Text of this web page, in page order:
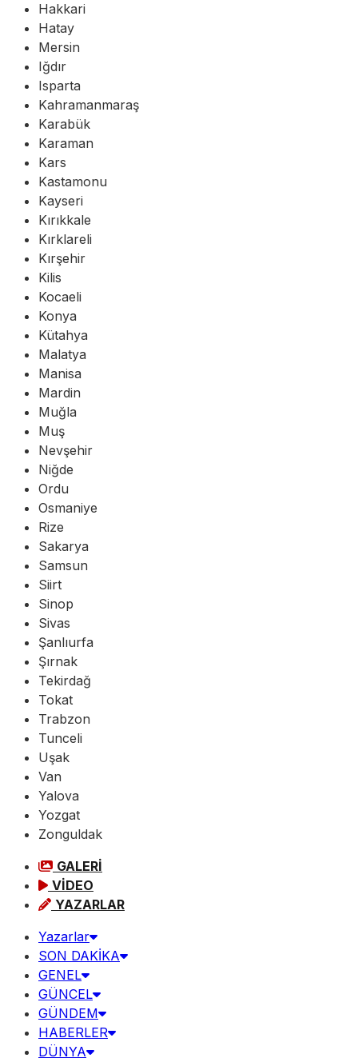
Hakkari
Hatay
Mersin
Iğdır
Isparta
Kahramanmaraş
Karabük
Karaman
Kars
Kastamonu
Kayseri
Kırıkkale
Kırklareli
Kırşehir
Kilis
Kocaeli
Konya
Kütahya
Malatya
Manisa
Mardin
Muğla
Muş
Nevşehir
Niğde
Ordu
Osmaniye
Rize
Sakarya
Samsun
Siirt
Sinop
Sivas
Şanlıurfa
Şırnak
Tekirdağ
Tokat
Trabzon
Tunceli
Uşak
Van
Yalova
Yozgat
Zonguldak
GALERİ
VİDEO
YAZARLAR
Yazarlar
SON DAKİKA
GENEL
GÜNCEL
GÜNDEM
HABERLER
DÜNYA